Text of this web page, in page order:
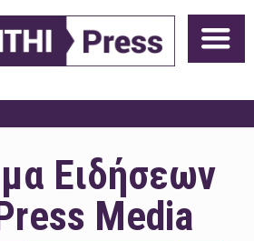
Ειδήσεων
Media